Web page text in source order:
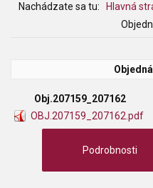
Nachádzate sa tu: Hlavná
Obj.207159_207162
OBJ.207159_207162.pdf
Podrobnosti